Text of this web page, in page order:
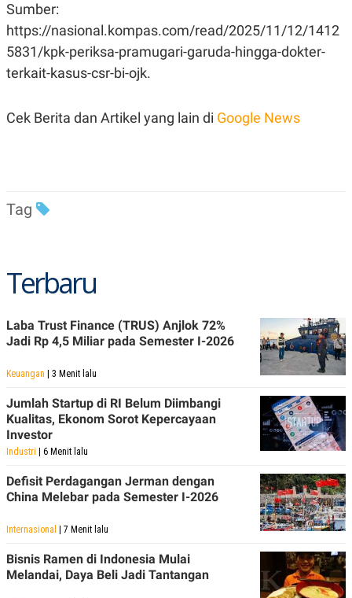
N
T
N
C
E
E
S
S
R
E
L
S
N
A
N
T
A
N
E
M
E
N
E
P
E
R
A
E
R
T
S
N
G
G
E
D
I
Sumber:
https://nasional.kompas.com/read/2025/11/12/1412
5831/kpk-periksa-pramugari-garuda-hingga-dokter-
terkait-kasus-csr-bi-ojk.
Cek Berita dan Artikel yang lain di Google News
Tag
Terbaru
Laba Trust Finance (TRUS) Anjlok 72%
Jadi Rp 4,5 Miliar pada Semester I-2026
Keuangan | 3 Menit lalu
Jumlah Startup di RI Belum Diimbangi
Kualitas, Ekonom Sorot Kepercayaan
Investor
Industri | 6 Menit lalu
Defisit Perdagangan Jerman dengan
China Melebar pada Semester I-2026
Internasional | 7 Menit lalu
Bisnis Ramen di Indonesia Mulai
Melandai, Daya Beli Jadi Tantangan